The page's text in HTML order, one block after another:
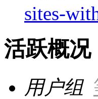
sites-
活跃概况
用户组